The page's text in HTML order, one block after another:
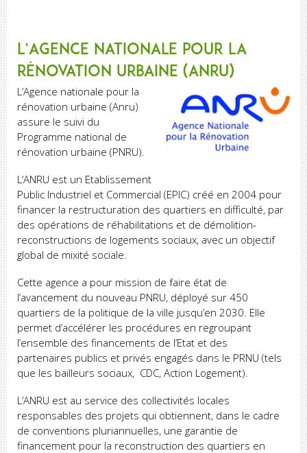
L’Agence nationale pour la
rénovation urbaine (Anru)
L’Agence nationale pour la
rénovation urbaine (Anru)
assure le suivi du
Programme national de
rénovation urbaine (PNRU).
L’ANRU est un Etablissement
Public Industriel et Commercial (EPIC) créé en 2004 pour
financer la restructuration des quartiers en difficulté, par
des opérations de réhabilitations et de démolition-
reconstructions de logements sociaux, avec un objectif
global de mixité sociale.
Cette agence a pour mission de faire état de
l’avancement du nouveau PNRU, déployé sur 450
quartiers de la politique de la ville jusqu’en 2030. Elle
permet d’accélérer les procédures en regroupant
l’ensemble des financements de l’Etat et des
partenaires publics et privés engagés dans le PRNU (tels
que les bailleurs sociaux, CDC, Action Logement).
L’ANRU est au service des collectivités locales
responsables des projets qui obtiennent, dans le cadre
de conventions pluriannuelles, une garantie de
financement pour la reconstruction des quartiers en